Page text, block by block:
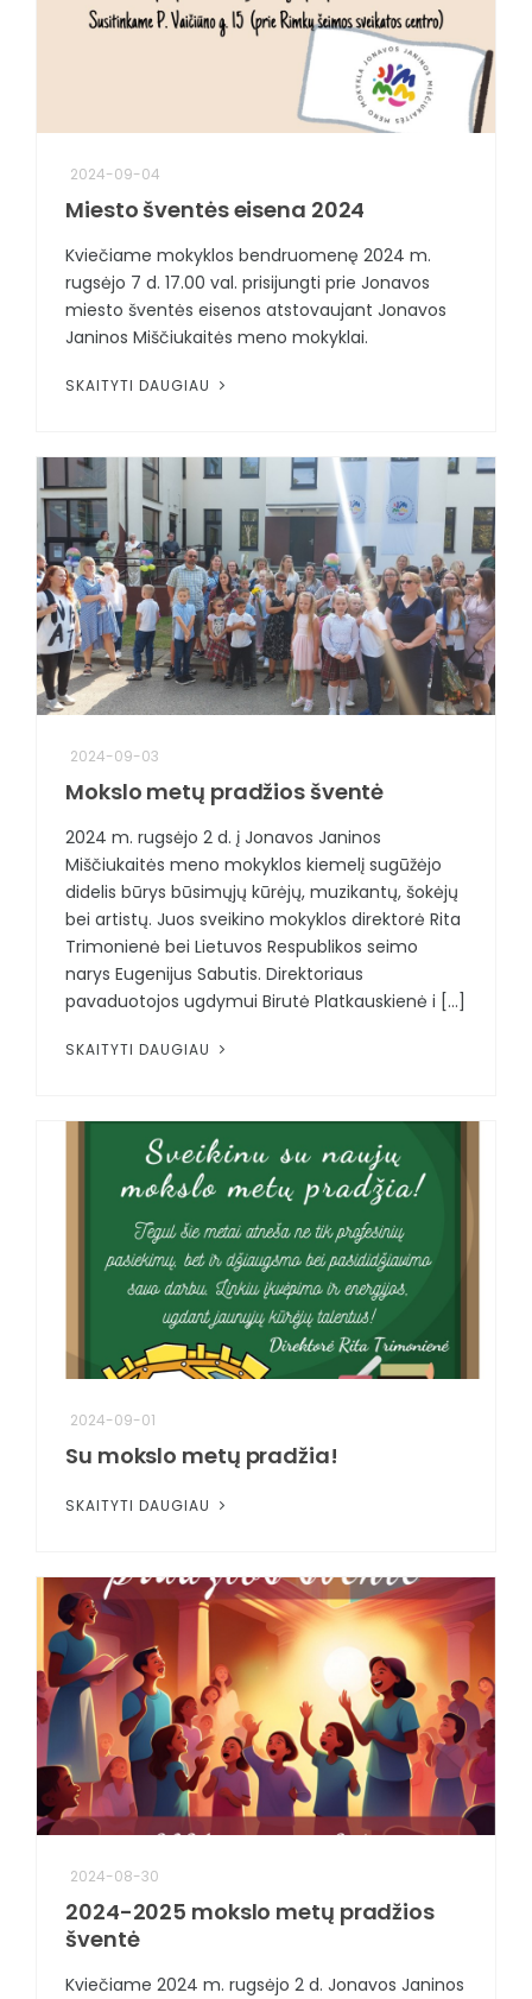
2024-09-04
Miesto šventės eisena 2024
Kviečiame mokyklos bendruomenę 2024 m.
rugsėjo 7 d. 17.00 val. prisijungti prie Jonavos
miesto šventės eisenos atstovaujant Jonavos
Janinos Miščiukaitės meno mokyklai.
SKAITYTI DAUGIAU
2024-09-03
Mokslo metų pradžios šventė
2024 m. rugsėjo 2 d. į Jonavos Janinos
Miščiukaitės meno mokyklos kiemelį sugūžėjo
didelis būrys būsimųjų kūrėjų, muzikantų, šokėjų
bei artistų. Juos sveikino mokyklos direktorė Rita
Trimonienė bei Lietuvos Respublikos seimo
narys Eugenijus Sabutis. Direktoriaus
pavaduotojos ugdymui Birutė Platkauskienė i [...]
SKAITYTI DAUGIAU
2024-09-01
Su mokslo metų pradžia!
SKAITYTI DAUGIAU
2024-08-30
2024-2025 mokslo metų pradžios
šventė
Kviečiame 2024 m. rugsėjo 2 d. Jonavos Janinos